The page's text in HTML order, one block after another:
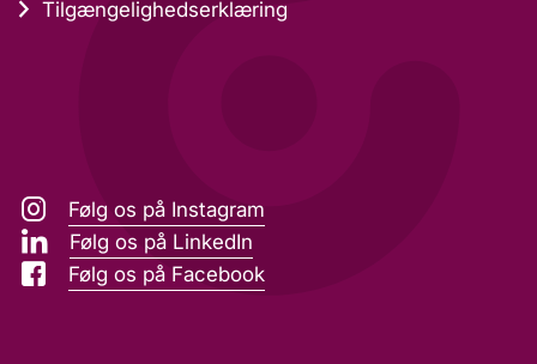
Tilgængelighedserklæring
Følg os på Instagram
Følg os på LinkedIn
Følg os på Facebook